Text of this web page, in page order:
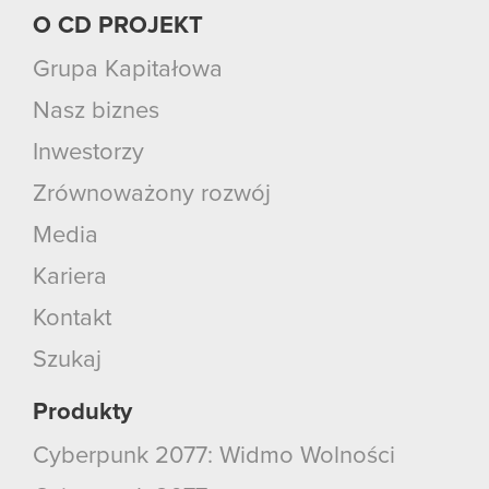
O CD PROJEKT
Grupa Kapitałowa
Nasz biznes
Inwestorzy
Zrównoważony rozwój
Media
Kariera
Kontakt
Szukaj
Produkty
Cyberpunk 2077: Widmo Wolności